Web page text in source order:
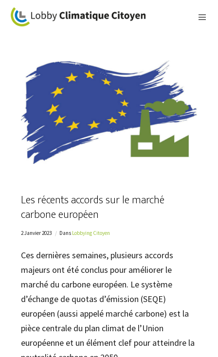
Les récents accords sur le marché
carbone européen
2 Janvier 2023 Dans Lobbying Citoyen
Ces dernières semaines, plusieurs accords
majeurs ont été conclus pour améliorer le
marché du carbone européen. Le système
d’échange de quotas d’émission (SEQE)
européen (aussi appelé marché carbone) est la
pièce centrale du plan climat de l’Union
européenne et un élément clef pour atteindre la